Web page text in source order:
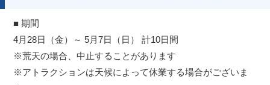
■ 期間
4月28日（金）～ 5月7日（日） 計10日間
※荒天の場合、中止することがあります
※アトラクションは天候によって休業する場合がございま